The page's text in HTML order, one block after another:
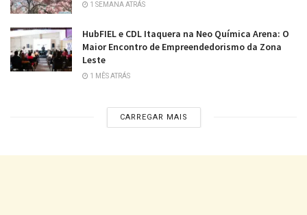
1 SEMANA ATRÁS
HubFIEL e CDL Itaquera na Neo Química Arena: O
Maior Encontro de Empreendedorismo da Zona
Leste
1 MÊS ATRÁS
CARREGAR MAIS